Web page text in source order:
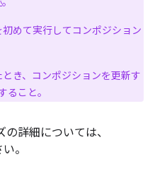
めて実行してコンポジション
き、コンポジションを更新す
ること。
詳細については、
。